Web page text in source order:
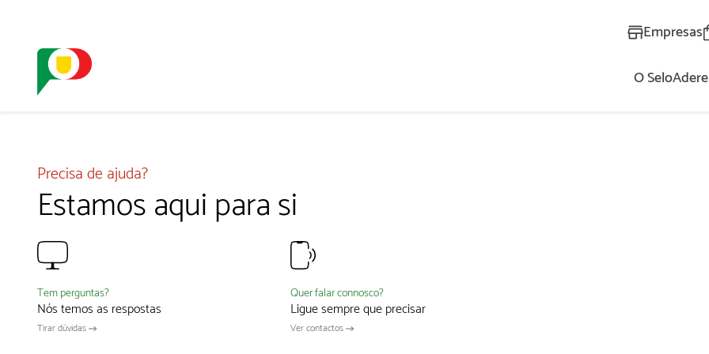
Empresas
O SeloAdere
Precisa de ajuda?
Estamos aqui para si
Tem perguntas?
Nós temos as respostas
Tirar dúvidas
Quer falar connosco?
Ligue sempre que precisar
Ver contactos